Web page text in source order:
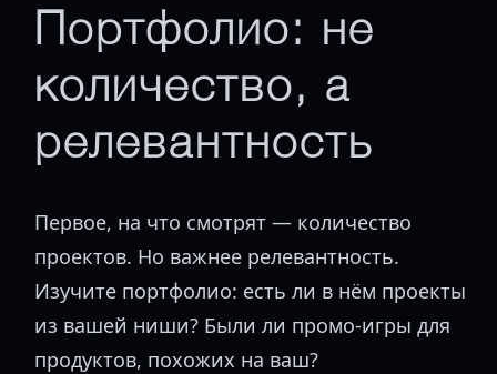
Портфолио: не
количество, а
релевантность
Первое, на что смотрят — количество
проектов. Но важнее релевантность.
Изучите портфолио: есть ли в нём проекты
из вашей ниши? Были ли промо-игры для
продуктов, похожих на ваш?